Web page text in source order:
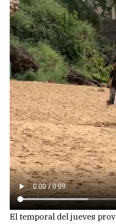
El temporal del jueves